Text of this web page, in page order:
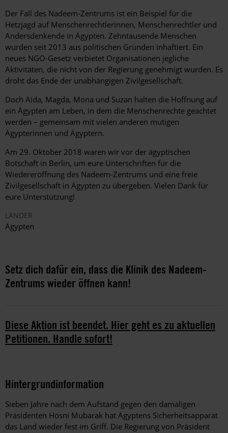
Der Fall des Nadeem-Zentrums ist ein Beispiel für die
Hetzjagd auf Menschenrechtlerinnen, Menschenrechtler und
Andersdenkende in Ägypten. Zehntausende Menschen
wurden seit 2013 aus politischen Gründen inhaftiert. Ein
neues NGO-Gesetz verbietet Organisationen jegliche
Aktivitäten, die nicht von der Regierung genehmigt wurden. Es
droht das Ende der unabhängigen Zivilgesellschaft.
Doch Aida, Magda, Mona und Suzan halten die Hoffnung auf
ein Ägypten am Leben, in dem die Menschenrechte geachtet
werden – gemeinsam mit vielen anderen mutigen
Ägypterinnen und Ägyptern.
Am 29. Oktober 2018 waren wir vor der ägyptischen
Botschaft in Berlin, um eure Unterschriften für die
Wiedereröffnung des Nadeem-Zentrums und eine freie
Zivilgesellschaft in Ägypten zu übergeben. Vielen Dank für
eure Unterstützung!
LÄNDER
Ägypten
Setz dich dafür ein, dass die Klinik des Nadeem-
Zentrums wieder öffnen kann!
Diese Aktion ist beendet. Hier geht es zu aktuellen
Petitionen. Handle sofort!
Hintergrundinformation
Hintergrund
Sieben Jahre nach dem Aufstand gegen den damaligen
Präsidenten Hosni Mubarak hat Ägyptens Sicherheitsapparat
das Land wieder fest im Griff. Die Regierung von Präsident